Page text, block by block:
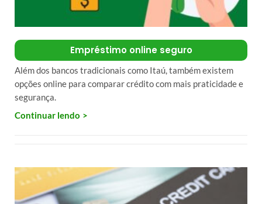
Empréstimo online seguro
Além dos bancos tradicionais como Itaú, também existem
opções online para comparar crédito com mais praticidade e
segurança.
Continuar lendo